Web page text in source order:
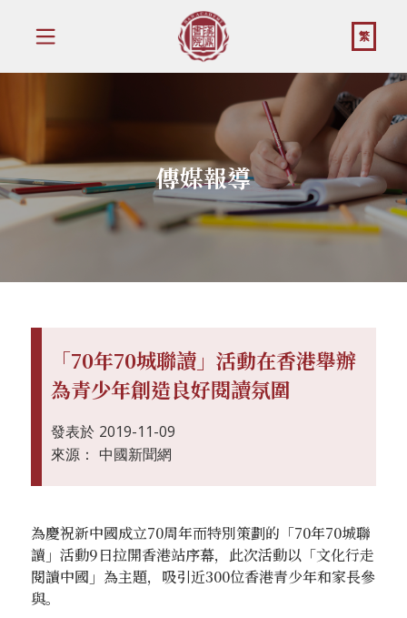
繁
傳媒報導
「70年70城聯讀」活動在香港舉辦
為青少年創造良好閱讀氛圍
發表於 2019-11-09
來源： 中國新聞網
為慶祝新中國成立70周年而特別策劃的「70年70城聯
讀」活動9日拉開香港站序幕，此次活動以「文化行走
閱讀中國」為主題，吸引近300位香港青少年和家長參
與。